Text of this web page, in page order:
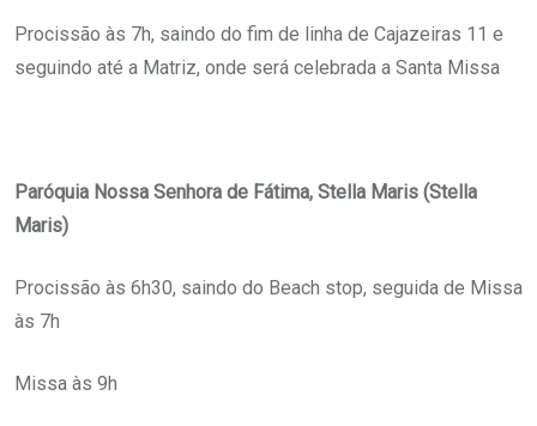
Procissão às 7h, saindo do fim de linha de Cajazeiras 11 e
seguindo até a Matriz, onde será celebrada a Santa Missa
Paróquia Nossa Senhora de Fátima, Stella Maris (Stella
Maris)
Procissão às 6h30, saindo do Beach stop, seguida de Missa
às 7h
Missa às 9h